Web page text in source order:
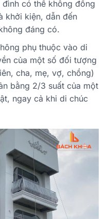
có thể không đồng
khởi kiện, dẫn đến
đáng có.
phụ thuộc vào di
của một số đối tượng
cha, mẹ, vợ, chồng)
bằng 2/3 suất của một
ngay cả khi di chúc